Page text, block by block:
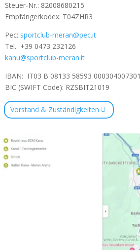
Steuer-Nr.: 82008680215
Empfängerkodex: T04ZHR3
Pec: sportclub-meran@pec.it
Tel. +39 0473 232126
kanu@sportclub-meran.it
IBAN: IT03 B 08133 58593 000304007301
BIC (SWIFT Code): RZSBIT21019
Vorstand & Zuständigkeiten